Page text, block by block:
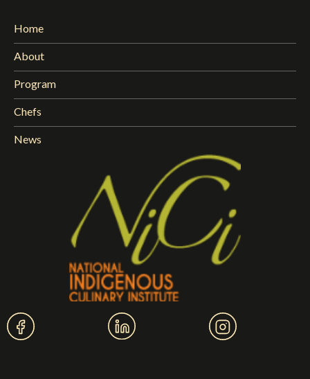
Home
About
Program
Chefs
News